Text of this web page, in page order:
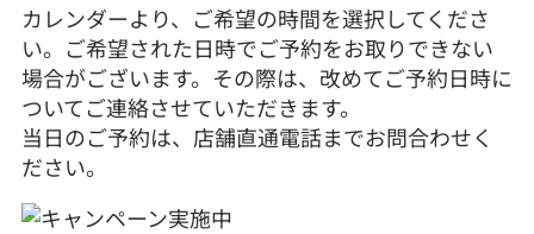
カレンダーより、ご希望の時間を選択してくださ
い。ご希望された日時でご予約をお取りできない
場合がございます。その際は、改めてご予約日時に
ついてご連絡させていただきます。
当日のご予約は、店舗直通電話までお問合わせく
ださい。